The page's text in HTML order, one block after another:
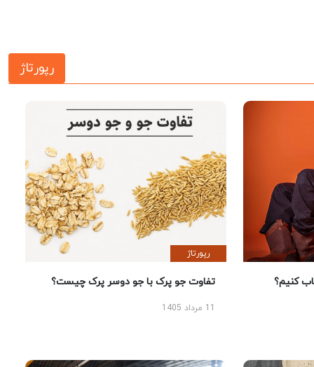
رپورتاژ
کنیم؟
رپورتاژ
تفاوت جو پرک با جو دوسر پرک چیست؟